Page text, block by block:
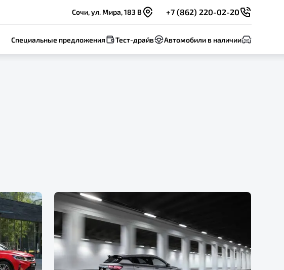
Сочи, ул. Мира, 183 В +7 (862) 220-02-20
Специальные предложения Тест-драйв Автомобили в наличии